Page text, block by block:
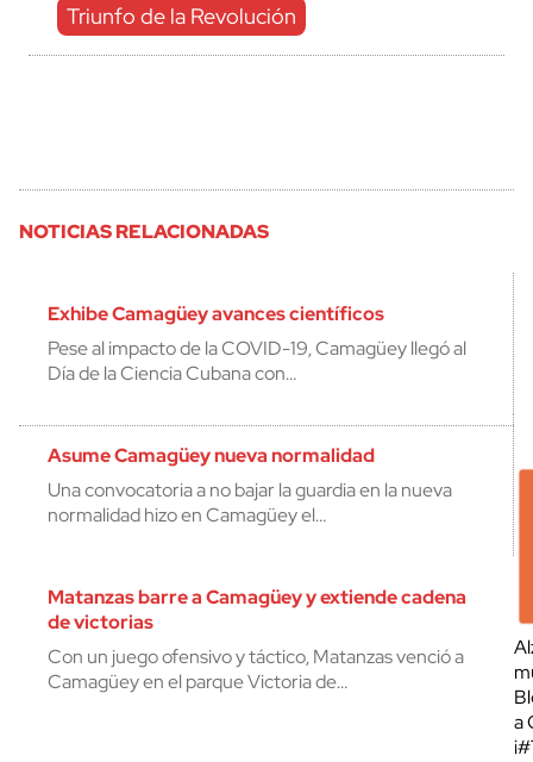
Triunfo de la Revolución
NOTICIAS RELACIONADAS
Exhibe Camagüey avances científicos
Pese al impacto de la COVID-19, Camagüey llegó al
Día de la Ciencia Cubana con…
Asume Camagüey nueva normalidad
Una convocatoria a no bajar la guardia en la nueva
normalidad hizo en Camagüey el…
Matanzas barre a Camagüey y extiende cadena
de victorias
Con un juego ofensivo y táctico, Matanzas venció a
Camagüey en el parque Victoria de…
a